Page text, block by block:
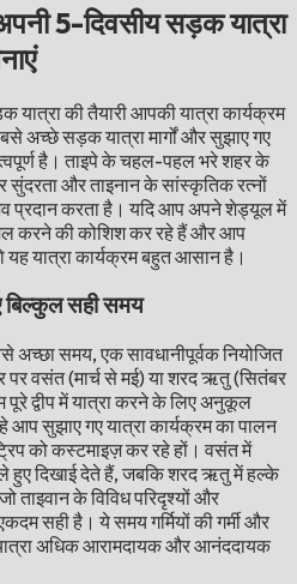
5-दिवसीय सड़क यात्रा
यात्रा की तैयारी आपकी यात्रा कार्यक्रम
अच्छे सड़क यात्रा मार्गों और सुझाए गए
है। ताइपे के चहल-पहल भरे शहर के
और ताइनान के सांस्कृतिक रत्नों
प्रदान करता है। यदि आप अपने शेड्यूल में
करने की कोशिश कर रहे हैं और आप
यात्रा कार्यक्रम बहुत आसान है।
बिल्कुल सही समय
अच्छा समय, एक सावधानीपूर्वक नियोजित
पर वसंत (मार्च से मई) या शरद ऋतु (सितंबर
पूरे द्वीप में यात्रा करने के लिए अनुकूल
आप सुझाए गए यात्रा कार्यक्रम का पालन
को कस्टमाइज़ कर रहे हों। वसंत में
हुए दिखाई देते हैं, जबकि शरद ऋतु में हल्के
ताइवान के विविध परिदृश्यों और
सही है। ये समय गर्मियों की गर्मी और
अधिक आरामदायक और आनंददायक